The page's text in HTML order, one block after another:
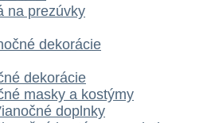
na prezúvky
dekorácie
dekorácie
masky a kostýmy
doplnky